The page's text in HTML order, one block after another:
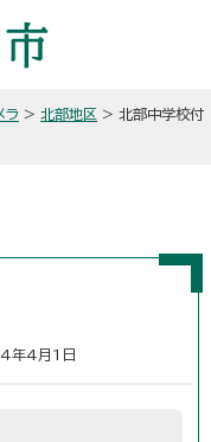
ラ > 北部地区 > 北部中学校付
年4月1日